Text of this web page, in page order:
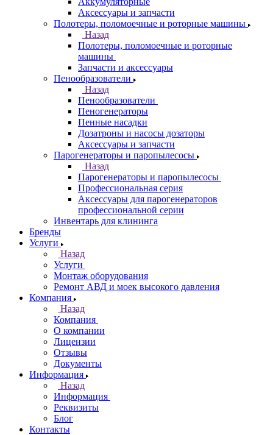
Аксессуары и запчасти
Полотеры, поломоечные и роторные машины
Назад
Полотеры, поломоечные и роторные
машины
Запчасти и аксессуары
Пенообразователи
Назад
Пенообразователи
Пеногенераторы
Пенные насадки
Дозатроны и насосы дозаторы
Аксессуары и запчасти
Парогенераторы и паропылесосы
Назад
Парогенераторы и паропылесосы
Профессиональная серия
Аксессуары для парогенераторов
профессиональной серии
Инвентарь для клининга
Бренды
Услуги
Назад
Услуги
Монтаж оборудования
Ремонт АВД и моек высокого давления
Компания
Назад
Компания
О компании
Лицензии
Отзывы
Документы
Информация
Назад
Информация
Реквизиты
Блог
Контакты